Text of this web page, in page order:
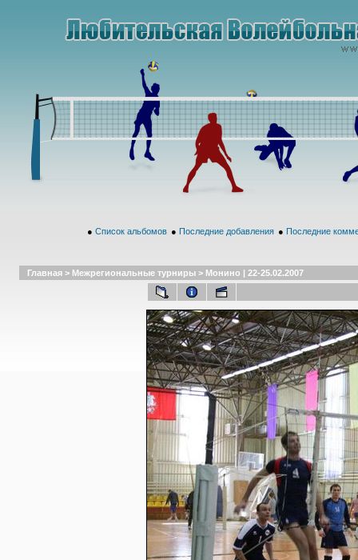
● Список альбомов ● Последние добавления ● Последние
Главная > Межрегиональные турниры > Монино | 22-25.02.2007